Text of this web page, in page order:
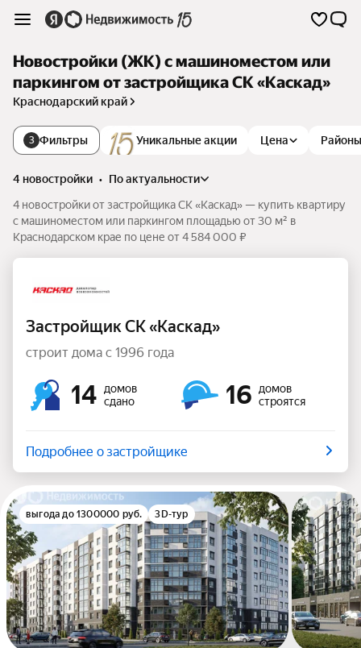
Новостройки (ЖК) с машиноместом или
паркингом от застройщика СК «Каскад»
Краснодарский край
3 Фильтры Уникальные акции Цена Районы
4 новостройки •
по актуальности
4 новостройки от застройщика СК «Каскад» — купить квартиру
с машиноместом или паркингом площадью от 30 м² в
Краснодарском крае по цене от 4 584 000 ₽
Застройщик СК «Каскад»
строит дома с 1996 года
14
домов
сдано
16
домов
строятся
Подробнее о застройщике
выгода до 1300000 руб. 3D-тур